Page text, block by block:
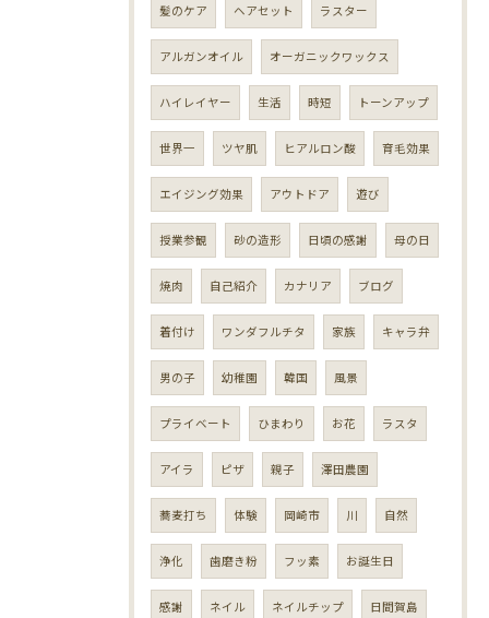
髪のケア ヘアセット ラスター
アルガンオイル オーガニックワックス
ハイレイヤー 生活 時短 トーンアップ
世界一 ツヤ肌 ヒアルロン酸 育毛効果
エイジング効果 アウトドア 遊び
授業参観 砂の造形 日頃の感謝 母の日
焼肉 自己紹介 カナリア ブログ
着付け ワンダフルチタ 家族 キャラ弁
男の子 幼稚園 韓国 風景
プライベート ひまわり お花 ラスタ
アイラ ピザ 親子 澤田農園
蕎麦打ち 体験 岡崎市 川 自然
浄化 歯磨き粉 フッ素 お誕生日
感謝 ネイル ネイルチップ 日間賀島